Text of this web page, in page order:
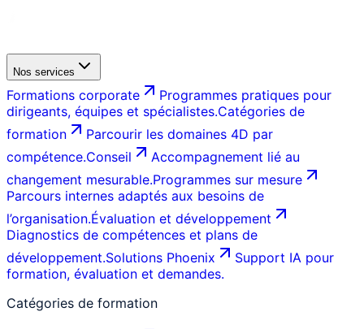
Nos services
Formations corporate
Programmes pratiques pour
dirigeants, équipes et spécialistes.Catégories de
formation
Parcourir les domaines 4D par
compétence.Conseil
Accompagnement lié au
changement mesurable.Programmes sur mesure
Parcours internes adaptés aux besoins de
l’organisation.Évaluation et développement
Diagnostics de compétences et plans de
développement.Solutions Phoenix
Support IA pour
formation, évaluation et demandes.
Catégories de formation